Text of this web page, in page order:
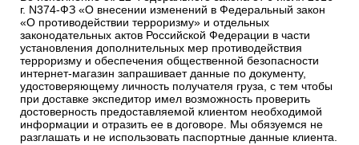
г. N374-ФЗ «О внесении изменений в Федеральный закон
«О противодействии терроризму» и отдельных
законодательных актов Российской Федерации в части
установления дополнительных мер противодействия
терроризму и обеспечения общественной безопасности
интернет-магазин запрашивает данные по документу,
удостоверяющему личность получателя груза, с тем чтобы
при доставке экспедитор имел возможность проверить
достоверность предоставляемой клиентом необходимой
информации и отразить ее в договоре. Мы обязуемся не
разглашать и не использовать паспортные данные клиента.